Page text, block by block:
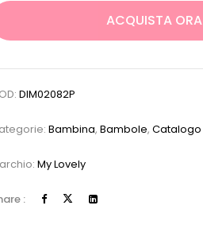
ACQUISTA ORA
DIM02082P
Bambina,Bambole,Catalogo
My Lovely
: